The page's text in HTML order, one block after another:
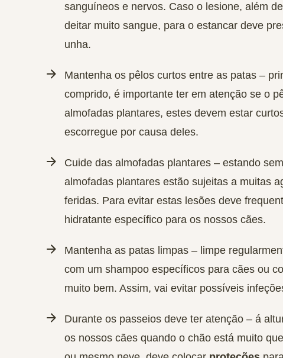
sanguíneos e nervos. Caso o lesione, além
deitar muito sangue, para o estancar deve
unha.
Mantenha os pêlos curtos entre as patas –
comprido, é importante ter em atenção se o
almofadas plantares, estes devem estar
escorregue por causa deles.
Cuide das almofadas plantares – estando
almofadas plantares estão sujeitas a muitas
feridas. Para evitar estas lesões deve
hidratante específico para os nossos cães.
Mantenha as patas limpas – limpe
com um shampoo específicos para cães ou
muito bem. Assim, vai evitar possíveis
Durante os passeios deve ter atenção – á
os nossos cães quando o chão está muito